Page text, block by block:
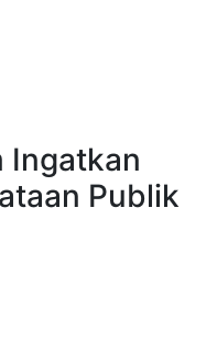
Ingatkan
Publik